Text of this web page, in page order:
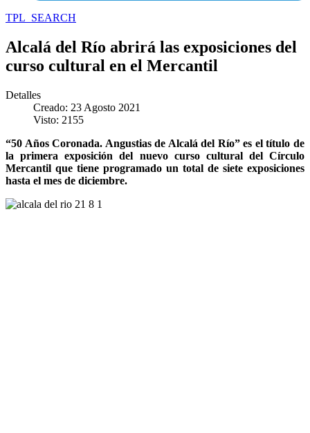
TPL_SEARCH
Alcalá del Río abrirá las exposiciones del
curso cultural en el Mercantil
Detalles
Creado: 23 Agosto 2021
Visto: 2155
“50 Años Coronada. Angustias de Alcalá del Río” es el título de
la primera exposición del nuevo curso cultural del Círculo
Mercantil que tiene programado un total de siete exposiciones
hasta el mes de diciembre.